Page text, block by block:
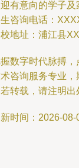
有意向的学子及
咨询电话：
地址：浦江县
数字时代脉搏
咨询服务专业，
转载，请注明出
时间：2026-08-